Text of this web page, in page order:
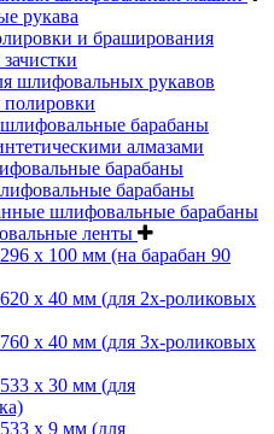
рукава
и браширования
шлифовальных рукавов
полировки
барабаны
алмазами
барабаны
барабаны
шлифовальные барабаны
ленты
х 100 мм (на барабан 90
х 40 мм (для 2х-роликовых
х 40 мм (для 3х-роликовых
х 30 мм (для
х 9 мм (для